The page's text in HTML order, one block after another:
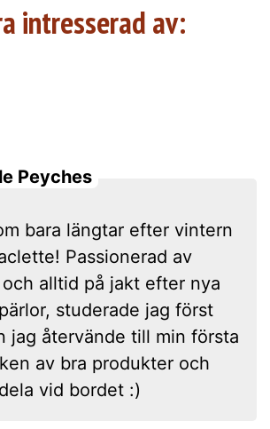
intresserad av:
Peyches
bara längtar efter vintern
Passionerad av
alltid på jakt efter nya
studerade jag först
jag återvände till min första
av bra produkter och
vid bordet :)